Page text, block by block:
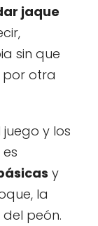
jaque
sin que
otra
y los
y
la
peón.